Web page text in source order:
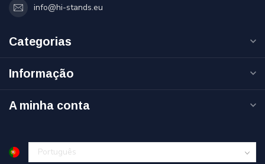
info@hi-stands.eu
Categorias
Informação
A minha conta